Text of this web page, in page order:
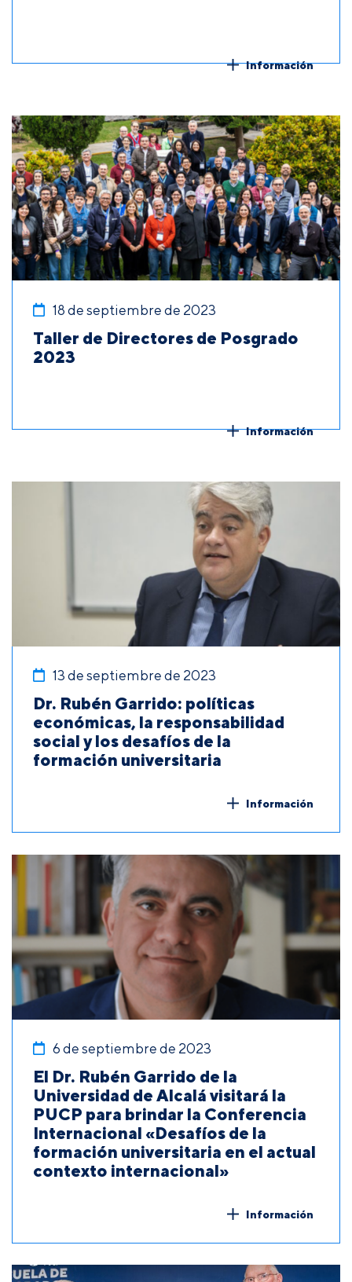
Información
18 de septiembre de 2023
Taller de Directores de Posgrado
2023
Información
13 de septiembre de 2023
Dr. Rubén Garrido: políticas
económicas, la responsabilidad
social y los desafíos de la
formación universitaria
Información
6 de septiembre de 2023
El Dr. Rubén Garrido de la
Universidad de Alcalá visitará la
PUCP para brindar la Conferencia
Internacional «Desafíos de la
formación universitaria en el actual
contexto internacional»
Información